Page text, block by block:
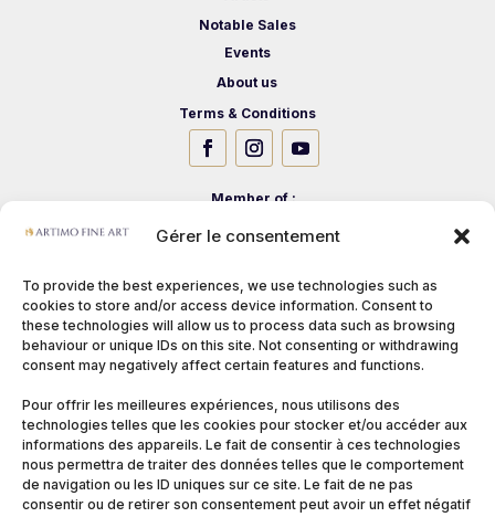
Gérer le consentement
To provide the best experiences, we use technologies such as
cookies to store and/or access device information. Consent to
these technologies will allow us to process data such as browsing
behaviour or unique IDs on this site. Not consenting or withdrawing
consent may negatively affect certain features and functions.
Pour offrir les meilleures expériences, nous utilisons des
technologies telles que les cookies pour stocker et/ou accéder aux
informations des appareils. Le fait de consentir à ces technologies
nous permettra de traiter des données telles que le comportement
de navigation ou les ID uniques sur ce site. Le fait de ne pas
consentir ou de retirer son consentement peut avoir un effet négatif
Notable Sales
Events
About us
Terms & Conditions
Member of :